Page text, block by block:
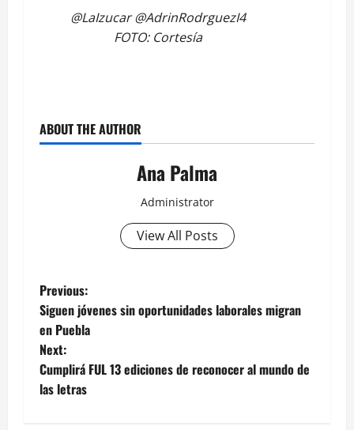
@LaIzucar @AdrinRodrguezI4
FOTO: Cortesía
ABOUT THE AUTHOR
Ana Palma
Administrator
View All Posts
Post
navigation
Previous:
Siguen jóvenes sin oportunidades laborales migran
en Puebla
Next:
Cumplirá FUL 13 ediciones de reconocer al mundo de
las letras